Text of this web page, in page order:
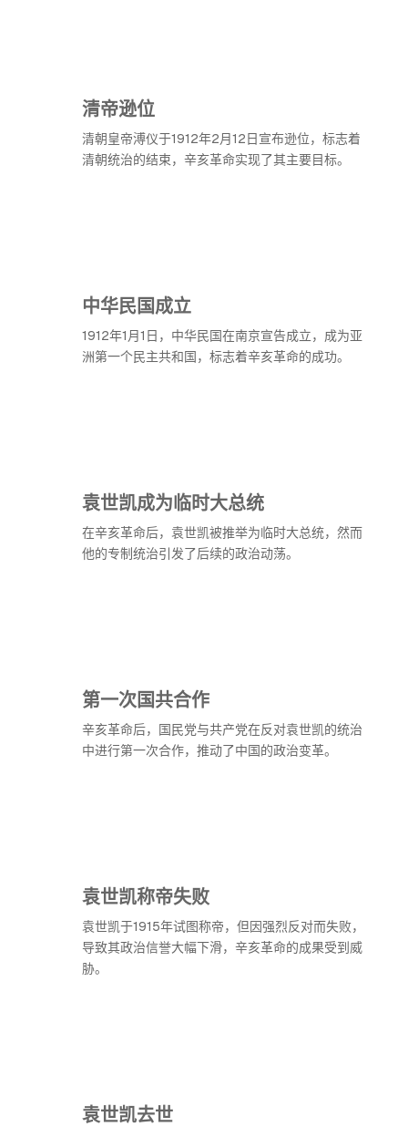
清帝逊位
清朝皇帝溥仪于1912年2月12日宣布逊位，标志着
清朝统治的结束，辛亥革命实现了其主要目标。
中华民国成立
1912年1月1日，中华民国在南京宣告成立，成为亚
洲第一个民主共和国，标志着辛亥革命的成功。
袁世凯成为临时大总统
在辛亥革命后，袁世凯被推举为临时大总统，然而
他的专制统治引发了后续的政治动荡。
第一次国共合作
辛亥革命后，国民党与共产党在反对袁世凯的统治
中进行第一次合作，推动了中国的政治变革。
袁世凯称帝失败
袁世凯于1915年试图称帝，但因强烈反对而失败，
导致其政治信誉大幅下滑，辛亥革命的成果受到威
胁。
袁世凯去世